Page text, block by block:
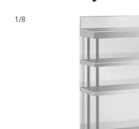
1/8